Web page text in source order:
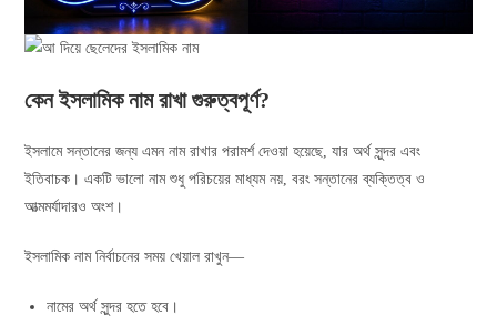
কেন ইসলামিক নাম রাখা গুরুত্বপূর্ণ?
ইসলামে সন্তানের জন্য এমন নাম রাখার পরামর্শ দেওয়া হয়েছে, যার অর্থ সুন্দর এবং
ইতিবাচক। একটি ভালো নাম শুধু পরিচয়ের মাধ্যম নয়, বরং সন্তানের ব্যক্তিত্ব ও
আত্মমর্যাদারও অংশ।
ইসলামিক নাম নির্বাচনের সময় খেয়াল রাখুন—
নামের অর্থ সুন্দর হতে হবে।